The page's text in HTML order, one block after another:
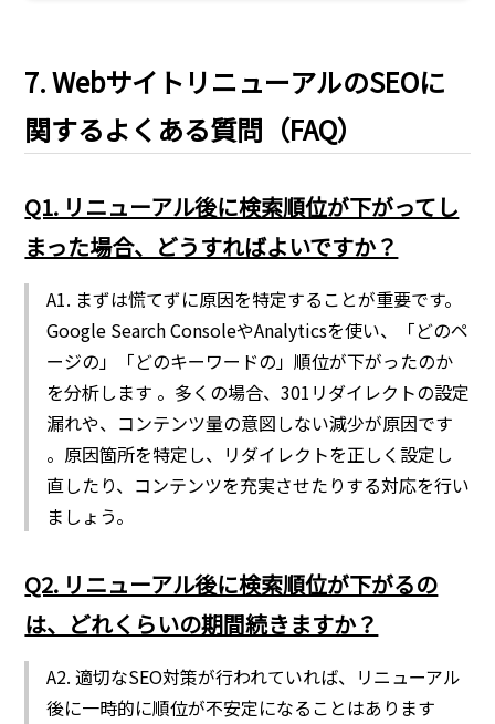
7. WebサイトリニューアルのSEOに
関するよくある質問（FAQ）
Q1. リニューアル後に検索順位が下がってし
まった場合、どうすればよいですか？
A1. まずは慌てずに原因を特定することが重要です。
Google Search ConsoleやAnalyticsを使い、「どのペ
ージの」「どのキーワードの」順位が下がったのか
を分析します 。多くの場合、301リダイレクトの設定
漏れや、コンテンツ量の意図しない減少が原因です
。原因箇所を特定し、リダイレクトを正しく設定し
直したり、コンテンツを充実させたりする対応を行い
ましょう。
Q2. リニューアル後に検索順位が下がるの
は、どれくらいの期間続きますか？
A2. 適切なSEO対策が行われていれば、リニューアル
後に一時的に順位が不安定になることはあります